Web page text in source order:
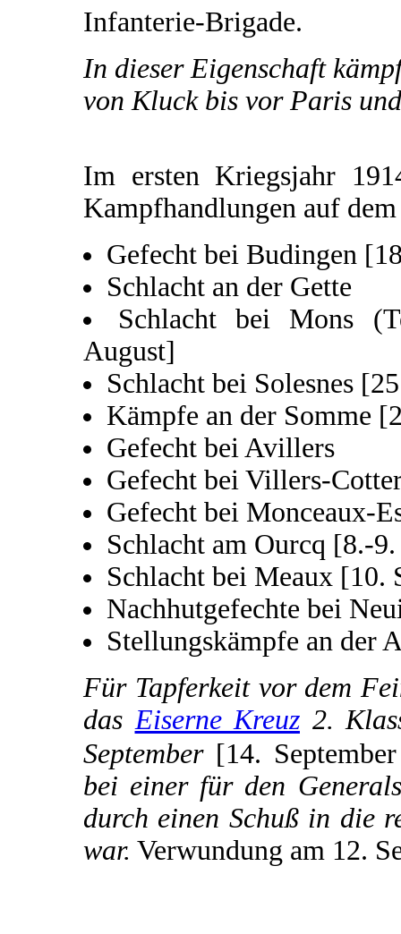
Infanterie-Brigade.
In dieser Eigenschaft
von Kluck bis vor Paris
Im ersten Kriegsjahr
Kampfhandlungen auf
Gefecht bei Budingen
Schlacht an der Gette
Schlacht bei Mons
August]
Schlacht bei Solesnes
Kämpfe an der Somme
Gefecht bei Avillers
Gefecht bei Villers-
Gefecht bei Monceaux-
Schlacht am Ourcq [8.-
Schlacht bei Meaux [10.
Nachhutgefechte bei
Stellungskämpfe an der
Für Tapferkeit vor dem
das Eiserne Kreuz 2.
September[14.
bei einer für den
durch einen Schuß in die
war. Verwundung am 12.